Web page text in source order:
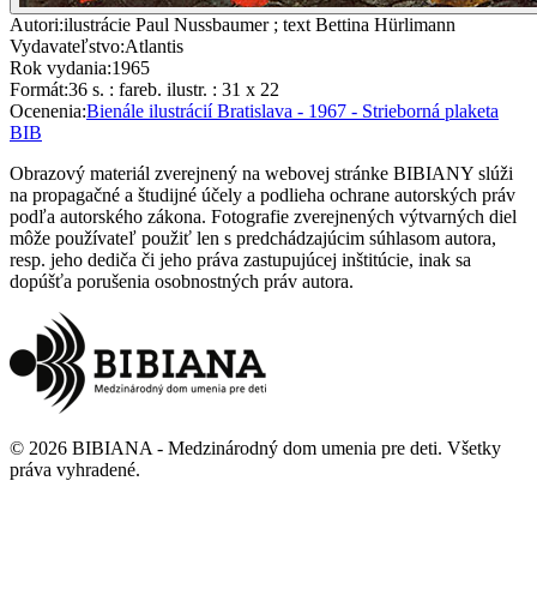
Autori:ilustrácie Paul Nussbaumer ; text Bettina Hürlimann
Vydavateľstvo:Atlantis
Rok vydania:1965
Formát:36 s. : fareb. ilustr. : 31 x 22
Ocenenia:Bienále ilustrácií Bratislava - 1967 - Strieborná plaketa
BIB
Obrazový materiál zverejnený na webovej stránke BIBIANY slúži
na propagačné a študijné účely a podlieha ochrane autorských práv
podľa autorského zákona. Fotografie zverejnených výtvarných diel
môže používateľ použiť len s predchádzajúcim súhlasom autora,
resp. jeho dediča či jeho práva zastupujúcej inštitúcie, inak sa
dopúšťa porušenia osobnostných práv autora.
© 2026 BIBIANA - Medzinárodný dom umenia pre deti. Všetky
práva vyhradené.